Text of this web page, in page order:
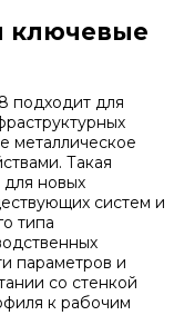
ключевые
подходит для
металлическое
Такая
для новых
систем и
типа
параметров и
со стенкой
к рабочим